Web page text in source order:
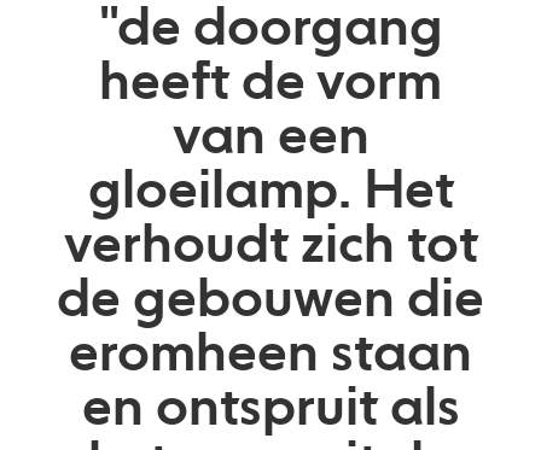
"de doorgang
heeft de vorm
van een
gloeilamp. Het
verhoudt zich tot
de gebouwen die
eromheen staan
en ontspruit als